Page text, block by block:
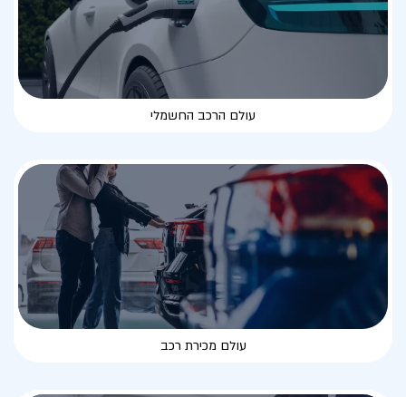
עולם הרכב החשמלי
עולם מכירת רכב